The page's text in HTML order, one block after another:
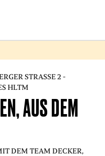
STRASSE 2 - T
HLTM
AUS DEM
DEM TEAM DECKER,